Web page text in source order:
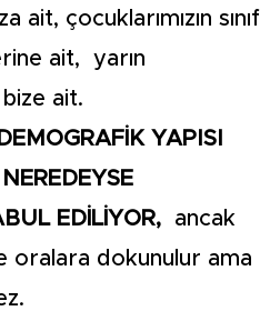
ait, çocuklarımızın sınıf
ait, yarın
ait.
YAPISI
EDİLİYOR, ancak
oralara dokunulur ama